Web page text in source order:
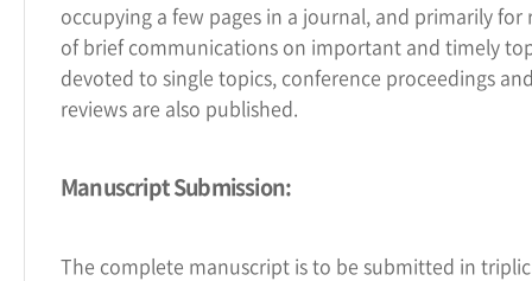
occupying a few pages in a journal, and primarily
of brief communications on important and timely
devoted to single topics, conference proceedings
reviews are also published.
Manuscript Submission:
The complete manuscript is to be submitted in